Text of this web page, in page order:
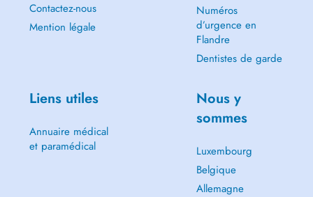
Contactez-nous
Mention légale
Numéros
d’urgence en
Flandre
Dentistes de garde
Liens utiles
Annuaire médical
et paramédical
Nous y
sommes
Luxembourg
Belgique
Allemagne